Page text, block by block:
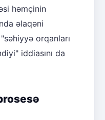
həmçinin
əlaqəni
orqanları
iddiasını da